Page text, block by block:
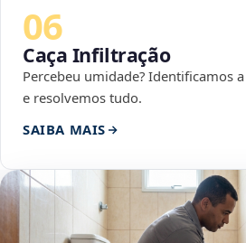
06
Caça Infiltração
Percebeu umidade? Identificamos
e resolvemos tudo.
SAIBA MAIS